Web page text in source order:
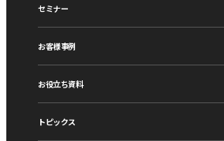
ご利用の流れ
セミナー
お客様事例
お役立ち資料
トピックス